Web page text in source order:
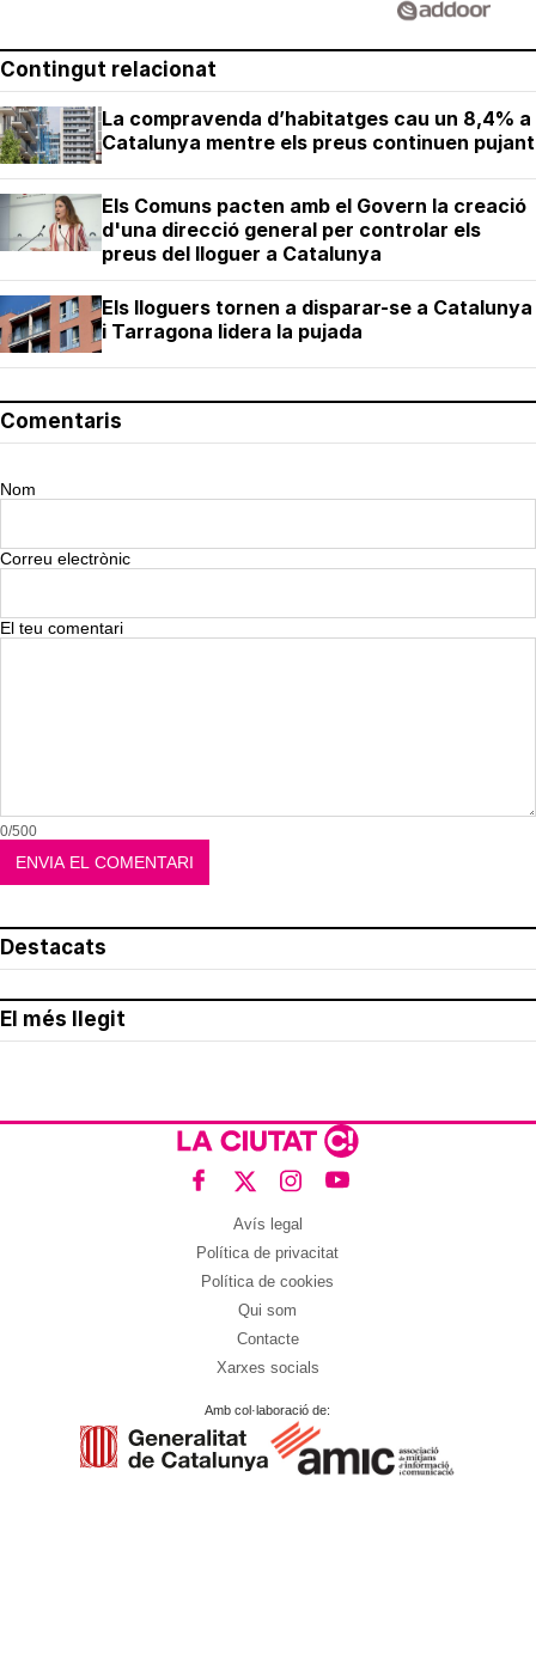
Contingut relacionat
La compravenda d’habitatges cau un 8,4% a
Catalunya mentre els preus continuen pujant
Els Comuns pacten amb el Govern la creació
d'una direcció general per controlar els
preus del lloguer a Catalunya
Els lloguers tornen a disparar-se a Catalunya
i Tarragona lidera la pujada
Comentaris
Nom
Correu electrònic
El teu comentari
0/500
Destacats
El més llegit
Avís legal
Política de privacitat
Política de cookies
Qui som
Contacte
Xarxes socials
Amb col·laboració de: